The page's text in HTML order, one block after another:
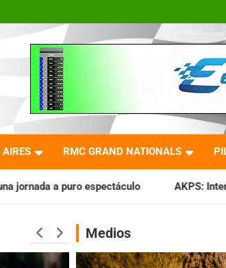
RMC GRAND NATIONALS
AKPS: Intervino la IGJ y oficializó
Medios